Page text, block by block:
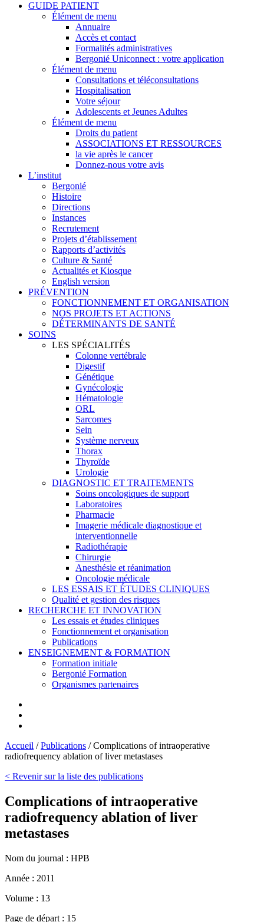
GUIDE PATIENT
Élément de menu
Annuaire
Accès et contact
Formalités administratives
Bergonié Uniconnect : votre application
Élément de menu
Consultations et téléconsultations
Hospitalisation
Votre séjour
Adolescents et Jeunes Adultes
Élément de menu
Droits du patient
ASSOCIATIONS ET RESSOURCES
la vie après le cancer
Donnez-nous votre avis
L’institut
Bergonié
Histoire
Directions
Instances
Recrutement
Projets d’établissement
Rapports d’activités
Culture & Santé
Actualités et Kiosque
English version
PRÉVENTION
FONCTIONNEMENT ET ORGANISATION
NOS PROJETS ET ACTIONS
DÉTERMINANTS DE SANTÉ
SOINS
LES SPÉCIALITÉS
Colonne vertébrale
Digestif
Génétique
Gynécologie
Hématologie
ORL
Sarcomes
Sein
Système nerveux
Thorax
Thyroïde
Urologie
DIAGNOSTIC ET TRAITEMENTS
Soins oncologiques de support
Laboratoires
Pharmacie
Imagerie médicale diagnostique et
interventionnelle
Radiothérapie
Chirurgie
Anesthésie et réanimation
Oncologie médicale
LES ESSAIS ET ÉTUDES CLINIQUES
Qualité et gestion des risques
RECHERCHE ET INNOVATION
Les essais et études cliniques
Fonctionnement et organisation
Publications
ENSEIGNEMENT & FORMATION
Formation initiale
Bergonié Formation
Organismes partenaires
Accueil /Publications /Complications of intraoperative
radiofrequency ablation of liver metastases
< Revenir sur la liste des publications
Complications of intraoperative
radiofrequency ablation of liver
metastases
Nom du journal : HPB
Année : 2011
Volume : 13
Page de départ : 15